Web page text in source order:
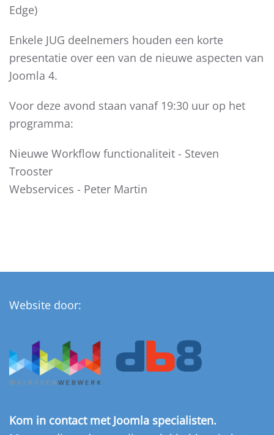
Edge)
Enkele JUG deelnemers houden een korte
presentatie over een van de nieuwe aspecten van
Joomla 4.
Voor deze avond staan vanaf 19:30 uur op het
programma:
Nieuwe Workflow functionaliteit - Steven
Trooster
Webservices - Peter Martin
Website door:
Kom in contact met Joomla specialisten.